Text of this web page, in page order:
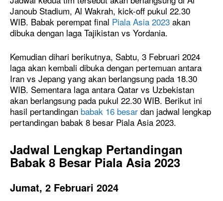
Janoub Stadium, Al Wakrah, kick-off pukul 22.30
WIB. Babak perempat final Piala Asia 2023 akan
dibuka dengan laga Tajikistan vs Yordania.
Kemudian dihari berikutnya, Sabtu, 3 Februari 2024
laga akan kembali dibuka dengan pertemuan antara
Iran vs Jepang yang akan berlangsung pada 18.30
WIB. Sementara laga antara Qatar vs Uzbekistan
akan berlangsung pada pukul 22.30 WIB. Berikut ini
hasil pertandingan babak 16 besar dan jadwal lengkap
pertandingan babak 8 besar Piala Asia 2023.
Jadwal Lengkap Pertandingan
Babak 8 Besar Piala Asia 2023
Jumat, 2 Februari 2024